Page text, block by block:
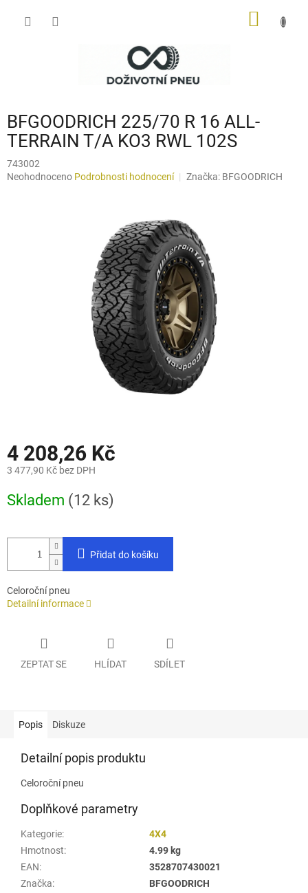
BFGOODRICH 225/70 R 16 ALL-
TERRAIN T/A KO3 RWL 102S
743002
Průměrné
Neohodnoceno Podrobnosti hodnocení Značka: BFGOODRICH
4 208,26 Kč
3 477,90 Kč bez DPH
cena:
Skladem (12 ks)
Přidat do košíku
Celoroční pneu
Detailní informace
ZEPTAT SE HLÍDAT SDÍLET
Popis Diskuze
Detailní popis produktu
Celoroční pneu
Doplňkové parametry
Kategorie:
4X4
Hmotnost:
4.99 kg
EAN:
3528707430021
Značka:
BFGOODRICH